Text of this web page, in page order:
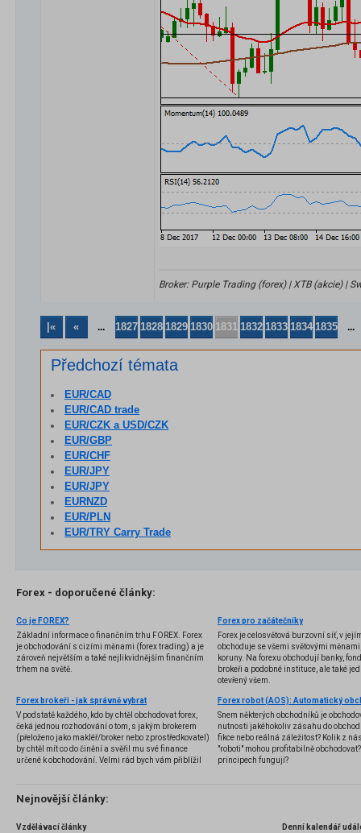
Broker: Purple Trading (forex) | XTB (akcie) |
|« « ... 1827 1828 1829 1830 1831 1832 1833 1834 1835 ...
Předchozí témata
EUR/CAD
EUR/CAD trade
EUR/CZK a USD/CZK
EUR/GBP
EUR/CHF
EUR/JPY
EUR/JPY
EURNZD
EUR/PLN
EUR/TRY Carry Trade
Forex - doporučené články:
Co je FOREX?
Základní informace o finančním trhu FOREX. Forex
je obchodování s cizími měnami (forex trading) a je
zároveň největším a také nejlikvidnějším finančním
trhem na světě.
Forex pro začátečníky
Forex je celosvětová burzovní síť, v
obchoduje se všemi světovými
koruny. Na forexu obchodují banky,
brokeři a podobné instituce, ale také
otevřený všem.
Forex brokeři - jak správně vybrat
V podstatě každého, kdo by chtěl obchodovat forex,
čeká jednou rozhodování o tom, s jakým brokerem
(přeloženo jako makléř/broker nebo zprostředkovatel)
by chtěl mít co do činění a svěřil mu své finance
určené k obchodování. Velmi rád bych vám přiblížil
několik příkladů nejznámějších z nich.
Snem některých obchodníků je
nutnosti jakéhokoliv zásahu do
fikce nebo reálná záležitost? Kolik z
"roboti" mohou profitabilně
principech fungují?
Nejnovější články:
Vzdělávací články
Denní kalendář